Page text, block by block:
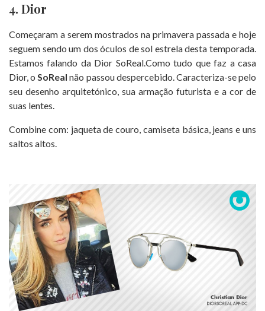
4. Dior
Começaram a serem mostrados na primavera passada e hoje
seguem sendo um dos óculos de sol estrela desta temporada.
Estamos falando da Dior SoReal.Como tudo que faz a casa
Dior, oSoRealnão passou despercebido. Caracteriza-se pelo
seu desenho arquitetónico, sua armação futurista e a cor de
suas lentes.
Combine com: jaqueta de couro, camiseta básica, jeans e uns
saltos altos.